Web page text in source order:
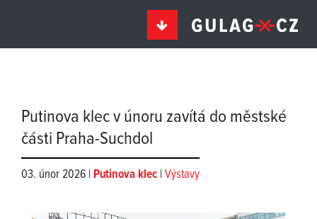
Putinova klec v únoru zavítá do městské
části Praha-Suchdol
03. únor 2026 | Putinova klec | Výstavy